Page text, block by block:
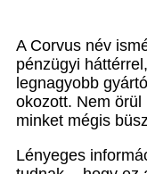
A Corvus név
pénzügyi
legnagyobb
okozott. Nem
minket mégis
Lényeges